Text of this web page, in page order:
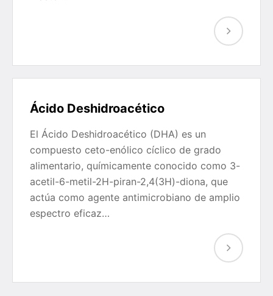
Ácido Deshidroacético
El Ácido Deshidroacético (DHA) es un
compuesto ceto-enólico cíclico de grado
alimentario, químicamente conocido como 3-
acetil-6-metil-2H-piran-2,4(3H)-diona, que
actúa como agente antimicrobiano de amplio
espectro eficaz…